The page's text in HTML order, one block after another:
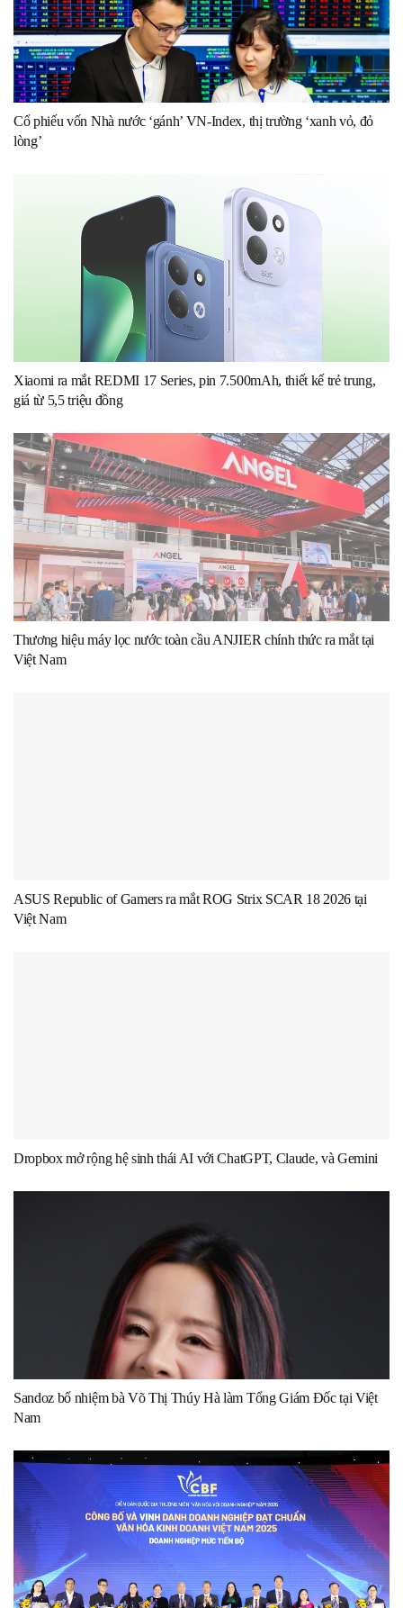
Cổ phiếu vốn Nhà nước ‘gánh’ VN-Index, thị trường ‘xanh vỏ, đỏ
lòng’
Xiaomi ra mắt REDMI 17 Series, pin 7.500mAh, thiết kế trẻ trung,
giá từ 5,5 triệu đồng
Thương hiệu máy lọc nước toàn cầu ANJIER chính thức ra mắt tại
Việt Nam
ASUS Republic of Gamers ra mắt ROG Strix SCAR 18 2026 tại
Việt Nam
Dropbox mở rộng hệ sinh thái AI với ChatGPT, Claude, và Gemini
Sandoz bổ nhiệm bà Võ Thị Thúy Hà làm Tổng Giám Đốc tại Việt
Nam